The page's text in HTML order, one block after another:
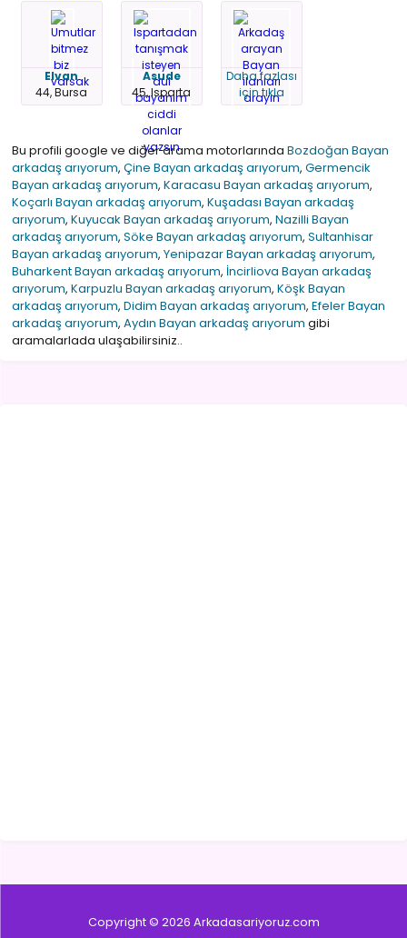
Elvan
44, Bursa
Asude
45, Isparta
Daha fazlası
için tıkla
Bu profili google ve diğer arama motorlarında Bozdoğan Bayan
arkadaş arıyorum, Çine Bayan arkadaş arıyorum, Germencik
Bayan arkadaş arıyorum, Karacasu Bayan arkadaş arıyorum,
Koçarlı Bayan arkadaş arıyorum, Kuşadası Bayan arkadaş
arıyorum, Kuyucak Bayan arkadaş arıyorum, Nazilli Bayan
arkadaş arıyorum, Söke Bayan arkadaş arıyorum, Sultanhisar
Bayan arkadaş arıyorum, Yenipazar Bayan arkadaş arıyorum,
Buharkent Bayan arkadaş arıyorum, İncirliova Bayan arkadaş
arıyorum, Karpuzlu Bayan arkadaş arıyorum, Köşk Bayan
arkadaş arıyorum, Didim Bayan arkadaş arıyorum, Efeler Bayan
arkadaş arıyorum, Aydın Bayan arkadaş arıyorum gibi
aramalarlada ulaşabilirsiniz..
Copyright © 2026 Arkadasariyoruz.com